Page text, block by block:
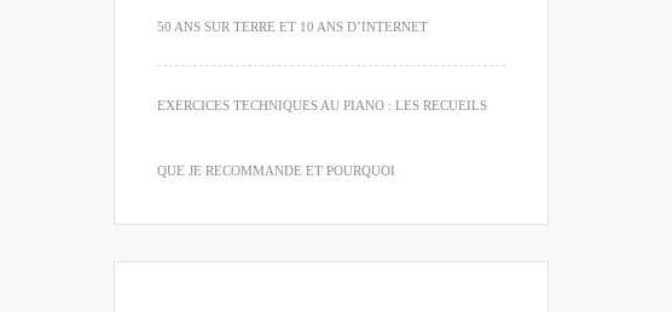
50 ANS SUR TERRE ET 10 ANS D’INTERNET
EXERCICES TECHNIQUES AU PIANO : LES RECUEILS
QUE JE RECOMMANDE ET POURQUOI